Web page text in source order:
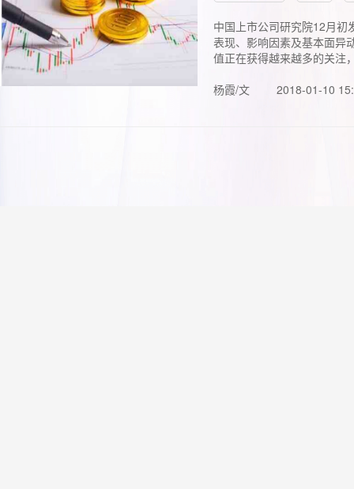
中国上市公司研究院12月初
表现、影响因素及基本面异
值正在获得越来越多的关注
杨霞/文
2018-01-10